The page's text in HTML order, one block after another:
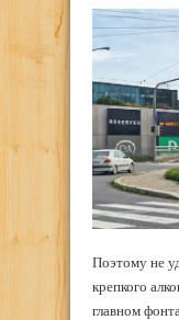
Поэтому не
крепкого
главном